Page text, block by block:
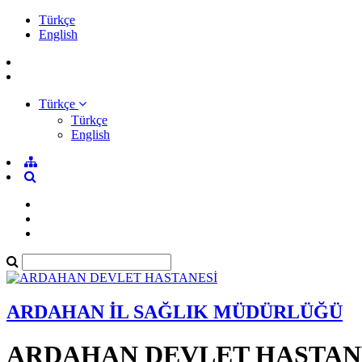
Türkçe
English
Türkçe
Türkçe
English
ARDAHAN İL SAĞLIK MÜDÜRLÜĞÜ
ARDAHAN DEVLET